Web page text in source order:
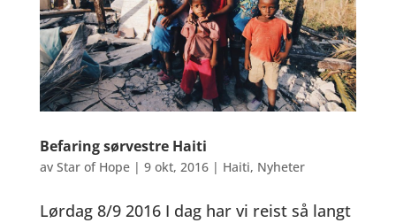
Befaring sørvestre Haiti
av Star of Hope| 9 okt, 2016| Haiti, Nyheter
Lørdag 8/9 2016 I dag har vi reist så langt